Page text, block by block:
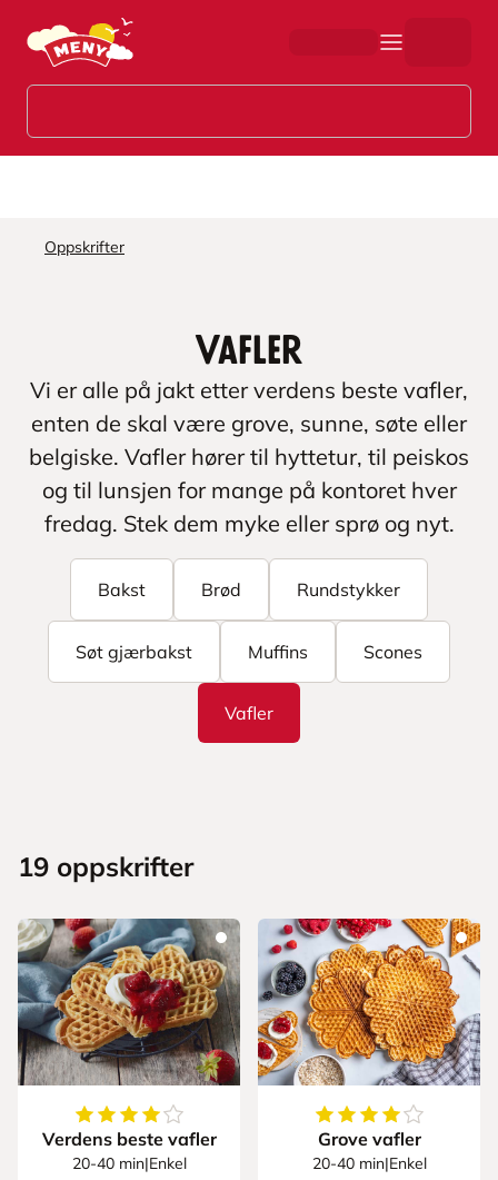
Hopp til hovedinnhold
Oppskrifter
Vafler
Vi er alle på jakt etter verdens beste vafler,
enten de skal være grove, sunne, søte eller
belgiske. Vafler hører til hyttetur, til peiskos
og til lunsjen for mange på kontoret hver
fredag. Stek dem myke eller sprø og nyt.
Bakst Brød Rundstykker
Søt gjærbakst Muffins Scones
Vafler
19 oppskrifter
4.142857142857143
stjerner
Verdens beste vafler
20-40 min|Enkel
4.5av5 stjerner
Grove vafler
20-40 min|Enkel